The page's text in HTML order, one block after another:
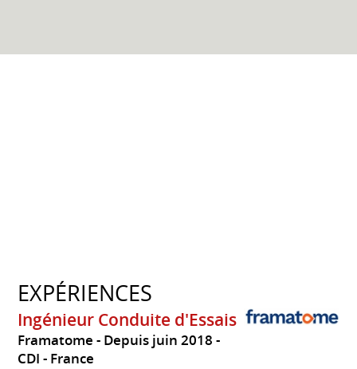
EXPÉRIENCES
Ingénieur Conduite d'Essais
Framatome
Depuis juin 2018
CDI
France